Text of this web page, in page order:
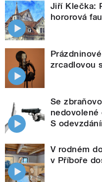
Jiří Klečka:
hororová
zrcadlovou
Se
nedovolené
S
V rodném
v Příboře